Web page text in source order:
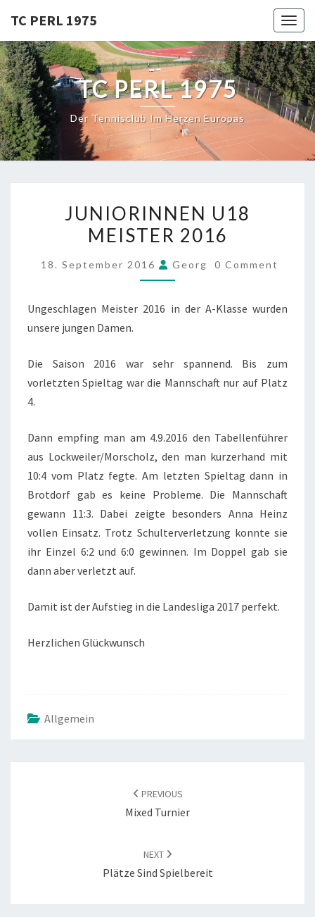
content
TC PERL 1975
TC PERL 1975
Der Tennisclub Im Herzen Europas
U18
MEISTER
JUNIORINNEN U18
MEISTER 2016
18. September 2016 Georg COMMENTS
0 Comment
Ungeschlagen Meister 2016 in der A-Klasse wurden
unsere jungen Damen.
Die Saison 2016 war sehr spannend. Bis zum
vorletzten Spieltag war die Mannschaft nur auf Platz
4.
Dann empfing man am 4.9.2016 den Tabellenführer
aus Lockweiler/Morscholz, den man kurzerhand mit
10:4 vom Platz fegte. Am letzten Spieltag dann in
Brotdorf gab es keine Probleme. Die Mannschaft
gewann 11:3. Dabei zeigte besonders Anna Heinz
vollen Einsatz. Trotz Schulterverletzung konnte sie
ihr Einzel 6:2 und 6:0 gewinnen. Im Doppel gab sie
dann aber verletzt auf.
Damit ist der Aufstieg in die Landesliga 2017 perfekt.
Herzlichen Glückwunsch
Allgemein
PREVIOUS
Mixed Turnier
NEXT
Plätze Sind Spielbereit